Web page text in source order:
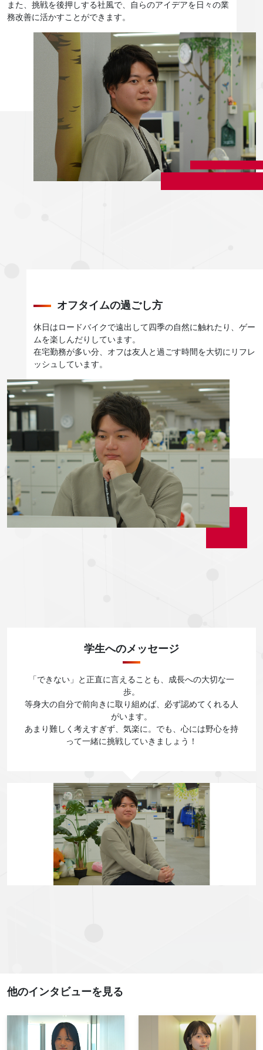
また、挑戦を後押しする社風で、自らのアイデアを日々の業
務改善に活かすことができます。
オフタイムの過ごし方
休日はロードバイクで遠出して四季の自然に触れたり、ゲー
ムを楽しんだりしています。
在宅勤務が多い分、オフは友人と過ごす時間を大切にリフレ
ッシュしています。
学⽣へのメッセージ
「できない」と正直に言えることも、成長への大切な一
歩。
等身大の自分で前向きに取り組めば、必ず認めてくれる人
がいます。
あまり難しく考えすぎず、気楽に。でも、心には野心を持
って一緒に挑戦していきましょう！
他のインタビューを⾒る